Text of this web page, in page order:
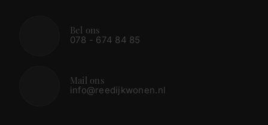
Bel ons
078 - 674 84 85
Mail ons
info@reedijkwonen.nl